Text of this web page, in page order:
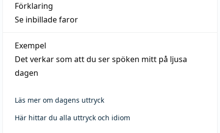
Förklaring
Se inbillade faror
Exempel
Det verkar som att du ser spöken mitt på ljusa
dagen
Läs mer om dagens uttryck
Här hittar du alla uttryck och idiom